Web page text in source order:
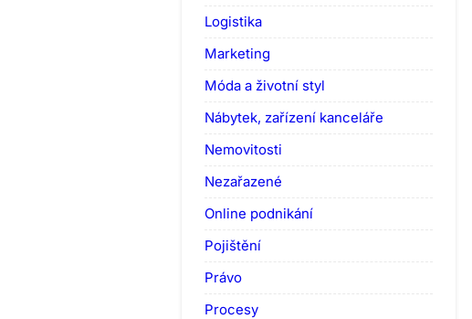
Logistika
Marketing
Móda a životní styl
Nábytek, zařízení kanceláře
Nemovitosti
Nezařazené
Online podnikání
Pojištění
Právo
Procesy